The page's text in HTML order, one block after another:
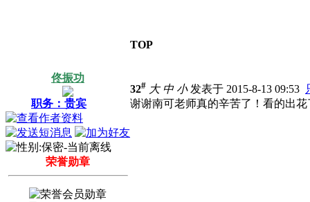
TOP
佟振功
职务：贵宾
荣誉勋章
32# 大 中 小发表于 2015-8-13 09:53
谢谢南可老师真的辛苦了！看的出